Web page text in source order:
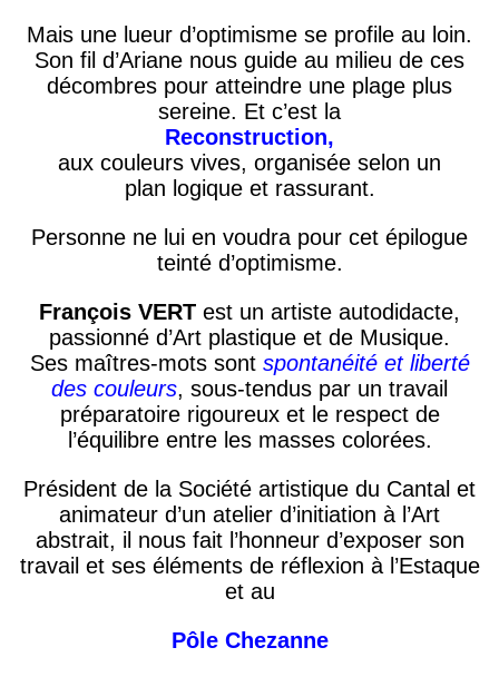
Mais une lueur d’optimisme se profile au loin.
Son fil d’Ariane nous guide au milieu de ces
décombres pour atteindre une plage plus
sereine. Et c’est la
Reconstruction,
aux couleurs vives, organisée selon un
plan logique et rassurant.
Personne ne lui en voudra pour cet épilogue
teinté d’optimisme.
François VERT est un artiste autodidacte,
passionné d’Art plastique et de Musique.
Ses maîtres-mots sont spontanéité et liberté
des couleurs, sous-tendus par un travail
préparatoire rigoureux et le respect de
l’équilibre entre les masses colorées.
Président de la Société artistique du Cantal et
animateur d’un atelier d’initiation à l’Art
abstrait, il nous fait l’honneur d’exposer son
travail et ses éléments de réflexion à l’Estaque
et au
Pôle Chezanne